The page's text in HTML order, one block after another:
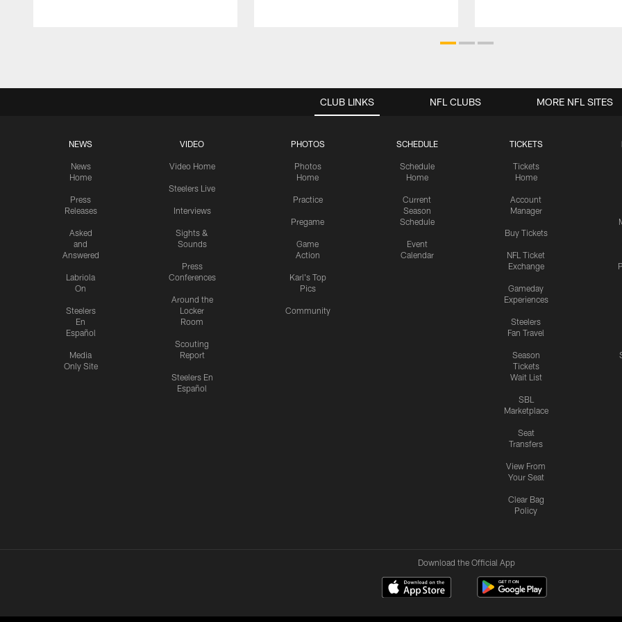
CLUB LINKS
NEWS
News
Home
Press
Releases
Asked
and
Answered
Labriola
On
Steelers
En
Español
Media
Only Site
VIDEO
Video Home
Steelers Live
Interviews
Sights &
Sounds
Press
Conferences
Around the
Locker
Room
Scouting
Report
Steelers En
Español
PHOTOS
Photos
Home
Practice
Pregame
Game
Action
Karl's Top
Pics
Community
SCHEDULE
Schedule
Home
Current
Season
Schedule
Event
Calendar
TICKETS
Tickets
Home
Account
Manager
Buy Tickets
NFL Ticket
Exchange
Gameday
Experiences
Steelers
Fan Travel
Season
Tickets
Wait List
SBL
Marketplace
Seat
Transfers
View From
Your Seat
Clear Bag
Policy
NFL CLUBS MORE NFL SITES
Download the Official App